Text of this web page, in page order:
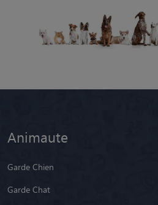
Animaute
Garde Chien
Garde Chat